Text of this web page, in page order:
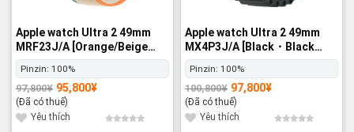
Apple watch Ultra 2 49mm
MRF23J/A [Orange/Beige
Trail Loop M/L] GPS+Cellular
- Nguyên hộp
Pinzin: 100%
97,800¥
Giá
gốc
là:
97,800¥.
95,800¥
Giá
hiện
tại
là:
95,800¥.
(Đã có thuế)
Yêu thích
Apple watch Ultra 2 49mm
MX4P3J/A [Black・Black
Ocean Band] GPS+Cellular -
Nguyên hộp
Pinzin: 100%
100,800¥
Giá
gốc
là:
100,800¥.
97,800¥
Giá
hiện
tại
là:
97,800¥.
(Đã có thuế)
Yêu thích